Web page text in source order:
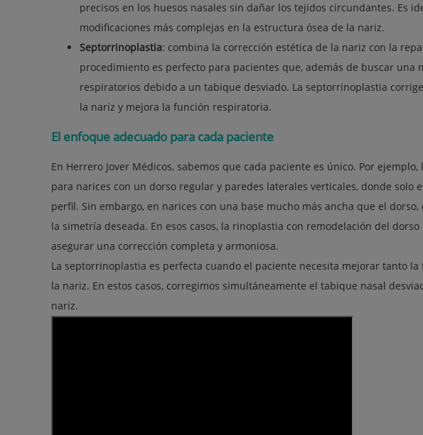
precisos en los huesos nasales sin dañar los tejidos circundantes. Es
modificaciones más complejas en la estructura ósea de la nariz.
Septorrinoplastia: combina la corrección estética de la nariz con la
procedimiento es perfecto para pacientes que, además de buscar una
respiratorios debido a un tabique desviado. La septorrinoplastia
la nariz y mejora la función respiratoria.
El enfoque adecuado para cada paciente
En Herrero Jover Médicos, sabemos que cada paciente es único. Por
para narices con un dorso regular y paredes laterales verticales, donde solo
perfil. Sin embargo, en narices con una base mucho más ancha que el
la simetría deseada. En esos casos, la rinoplastia con remodelación del
asegurar una corrección completa y armoniosa.
La septorrinoplastia es perfecta cuando el paciente necesita mejorar tanto
la nariz. En estos casos, corregimos simultáneamente el tabique nasal
nariz.